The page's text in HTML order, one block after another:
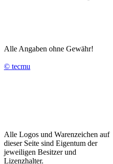
Alle Angaben ohne Gewähr!
© tecmu
Alle Logos und Warenzeichen auf
dieser Seite sind Eigentum der
jeweiligen Besitzer und
Lizenzhalter.